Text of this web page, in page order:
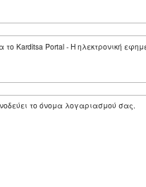
Karditsa Portal - Η ηλεκτρονική
το όνομα λογαριασμού σας.